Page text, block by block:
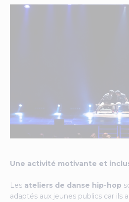
Une activité motivante et
Les ateliers de danse hip-hop
adaptés aux jeunes publics car ils